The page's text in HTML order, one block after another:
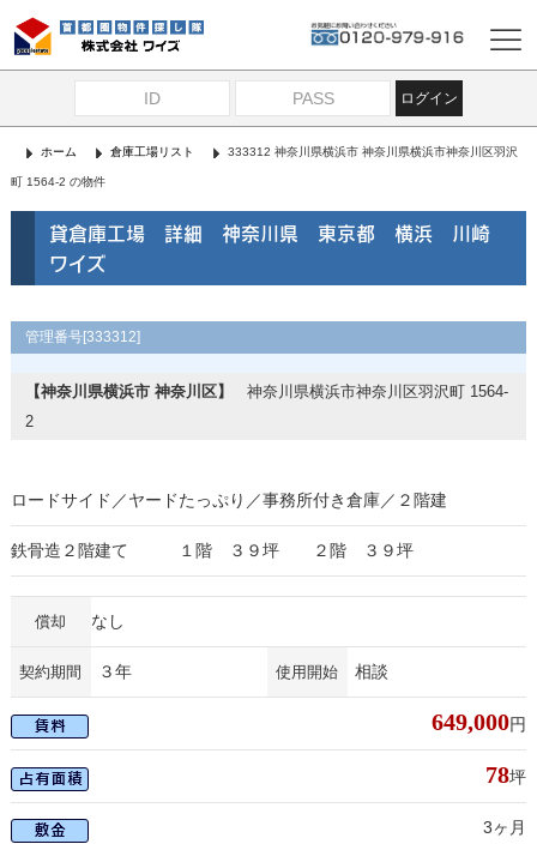
ログイン
ホーム 倉庫工場リスト 333312 神奈川県横浜市 神奈川県横浜市神奈川区羽沢
町 1564-2 の物件
貸倉庫工場 詳細 神奈川県 東京都 横浜 川崎
ワイズ
管理番号[333312]
【神奈川県横浜市 神奈川区】
神奈川県横浜市神奈川区羽沢町 1564-
2
ロードサイド／ヤードたっぷり／事務所付き倉庫／２階建
鉄骨造２階建て １階 ３９坪 ２階 ３９坪
償却 なし
契約期間 ３年 使用開始 相談
649,000円
78坪
3ヶ月